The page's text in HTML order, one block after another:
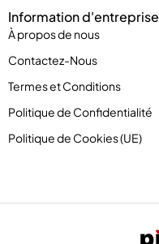
Information d'entreprise
À propos de nous
Contactez-Nous
Termes et Conditions
Politique de Confidentialité
Politique de Cookies (UE)